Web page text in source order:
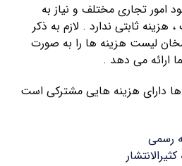
امور تجاری مختلف و نیاز به
ثابتی ندارد . لازم به ذکر
لیست هزینه ها را به صورت
ارائه می دهد .
دارای هزینه هایی مشترکی است
رسمی